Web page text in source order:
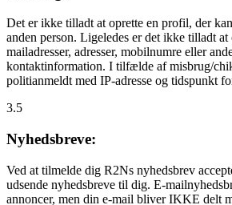
Det er ikke tilladt at oprette en profil, der
anden person. Ligeledes er det ikke tilladt at
mailadresser, adresser, mobilnumre eller
kontaktinformation. I tilfælde af misbrug/
politianmeldt med IP-adresse og tidspunkt
3.5
Nyhedsbreve:
Ved at tilmelde dig R2Ns nyhedsbrev
udsende nyhedsbreve til dig. E-
annoncer, men din e-mail bliver IKKE delt